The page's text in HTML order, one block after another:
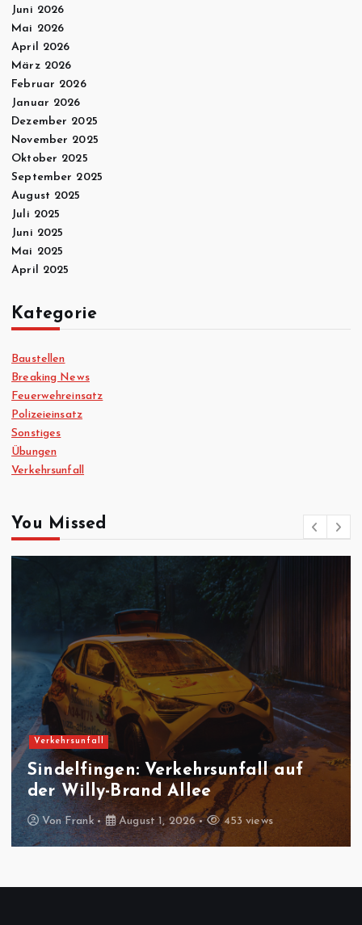
Juni 2026
Mai 2026
April 2026
März 2026
Februar 2026
Januar 2026
Dezember 2025
November 2025
Oktober 2025
September 2025
August 2025
Juli 2025
Juni 2025
Mai 2025
April 2025
Kategorie
Baustellen
Breaking News
Feuerwehreinsatz
Polizeieinsatz
Sonstiges
Übungen
Verkehrsunfall
You Missed
Verkehrsunfall
Sindelfingen: Verkehrsunfall auf
der Willy-Brand Allee
VonFrank August 1, 2026 453 views